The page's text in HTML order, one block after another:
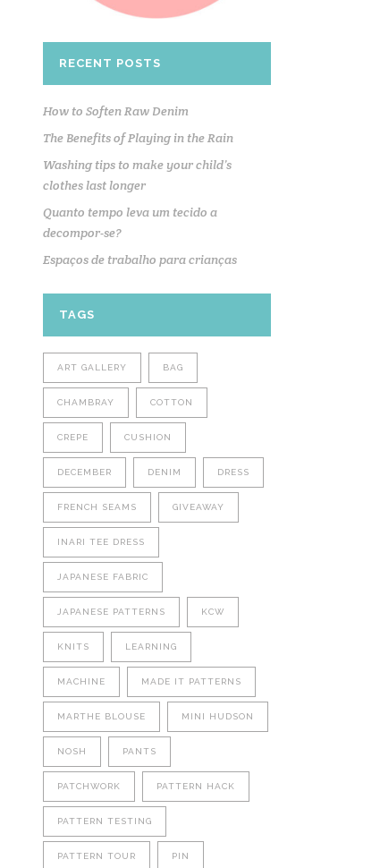
RECENT POSTS
How to Soften Raw Denim
The Benefits of Playing in the Rain
Washing tips to make your child’s
clothes last longer
Quanto tempo leva um tecido a
decompor-se?
Espaços de trabalho para crianças
TAGS
ART GALLERY BAG
CHAMBRAY COTTON
CREPE CUSHION
DECEMBER DENIM DRESS
FRENCH SEAMS GIVEAWAY
INARI TEE DRESS
JAPANESE FABRIC
JAPANESE PATTERNS KCW
KNITS LEARNING
MACHINE MADE IT PATTERNS
MARTHE BLOUSE MINI HUDSON
NOSH PANTS
PATCHWORK PATTERN HACK
PATTERN TESTING
PATTERN TOUR PIN